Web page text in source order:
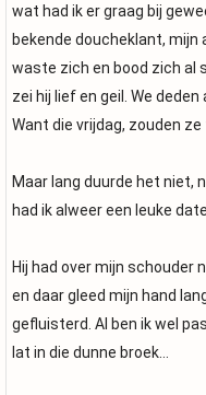
wat had ik er graag bij
bekende doucheklant,
waste zich en bood zich al
zei hij lief en geil. We
Want die vrijdag, zouden ze
Maar lang duurde het niet,
had ik alweer een leuke
Hij had over mijn schouder
en daar gleed mijn hand
gefluisterd. Al ben ik wel
lat in die dunne broek…